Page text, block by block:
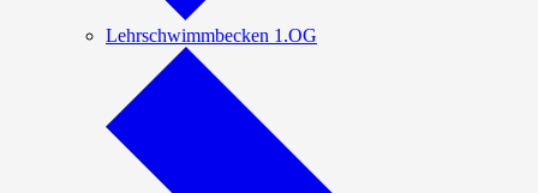
Lehrschwimmbecken 1.OG